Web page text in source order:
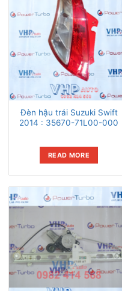
Đèn hậu trái Suzuki Swift
2014 : 35670-71L00-000
READ MORE